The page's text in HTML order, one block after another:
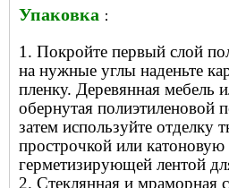
Упаковка ：
1. Покройте первый слой
на нужные углы наденьте
пленку. Деревянная мебель
обернутая полиэтиленовой
затем используйте отделку
прострочкой или катоновую
герметизирующей лентой
2. Стеклянная и мраморная